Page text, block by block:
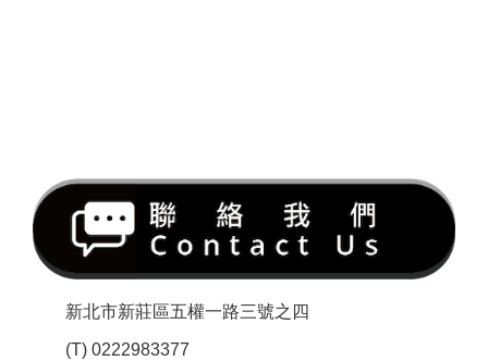
新北市新莊區五權一路三號之四
(T) 0222983377